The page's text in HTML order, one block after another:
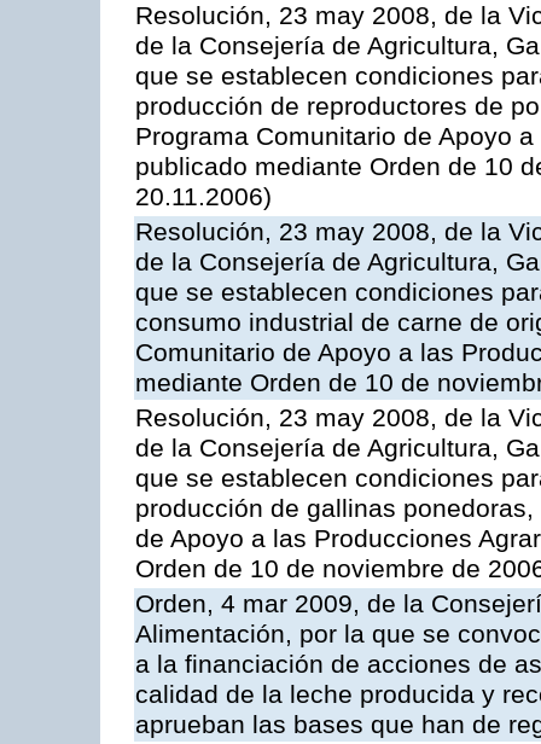
Resolución, 23 may 2008, de la
de la Consejería de Agricultura,
que se establecen condiciones
producción de reproductores de
Programa Comunitario de Apoyo
publicado mediante Orden de 10
20.11.2006)
Resolución, 23 may 2008, de la
de la Consejería de Agricultura,
que se establecen condiciones
consumo industrial de carne de
Comunitario de Apoyo a las
mediante Orden de 10 de
Resolución, 23 may 2008, de la
de la Consejería de Agricultura,
que se establecen condiciones
producción de gallinas
de Apoyo a las Producciones
Orden de 10 de noviembre de
Orden, 4 mar 2009, de la
Alimentación, por la que se
a la financiación de acciones de
calidad de la leche producida y
aprueban las bases que han de